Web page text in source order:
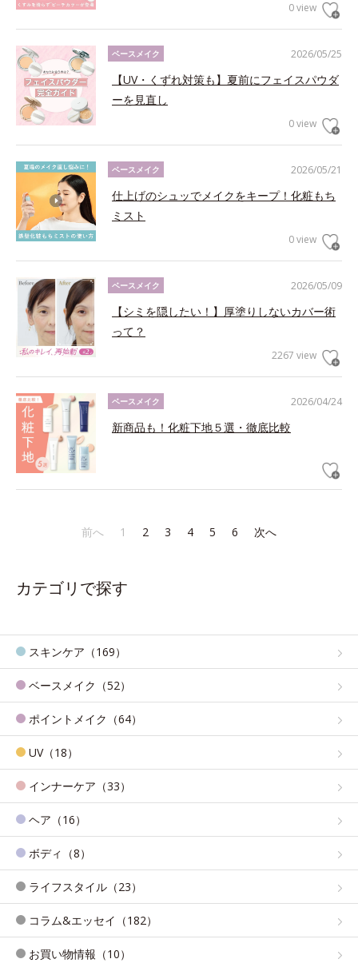
0 view
2026/05/25
ベースメイク
【UV・くずれ対策も】夏前にフェイスパウダ
ーを見直し
0 view
2026/05/21
ベースメイク
仕上げのシュッでメイクをキープ！化粧もち
ミスト
0 view
2026/05/09
ベースメイク
【シミを隠したい！】厚塗りしないカバー術
って？
2267 view
2026/04/24
ベースメイク
新商品も！化粧下地５選・徹底比較
前へ 1 2 3 4 5 6 次へ
カテゴリで探す
スキンケア（169）
ベースメイク（52）
ポイントメイク（64）
UV（18）
インナーケア（33）
ヘア（16）
ボディ（8）
ライフスタイル（23）
コラム&エッセイ（182）
お買い物情報（10）